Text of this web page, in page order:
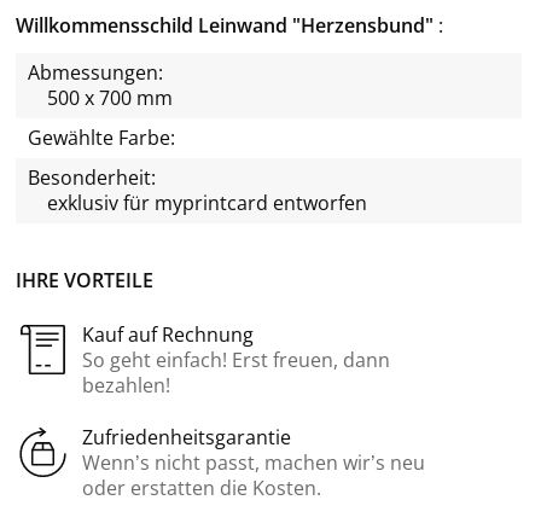
IHRE VORTEILE
Kauf auf Rechnung
So geht einfach! Erst freuen, dann
bezahlen!
Zufriedenheitsgarantie
Wenn’s nicht passt, machen wir’s neu
oder erstatten die Kosten.
Willkommensschild Leinwand "Herzensbund"
Abmessungen:
500 x 700 mm
Gewählte Farbe:
Besonderheit:
exklusiv für myprintcard entworfen